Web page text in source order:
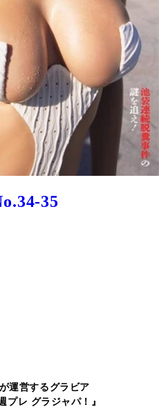
35
運営するグラビア
プレ グラジャパ！』